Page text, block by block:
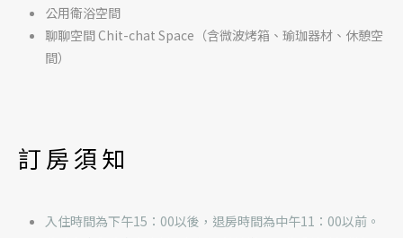
公用衛浴空間
聊聊空間 Chit-chat Space（含微波烤箱、瑜珈器材、休憩空
間）
訂房須知
入住時間為下午15：00以後，退房時間為中午11：00以前。